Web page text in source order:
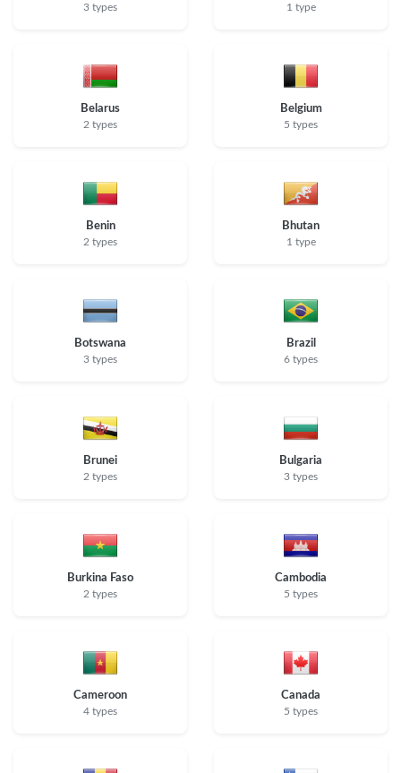
3 types 1 type
Belarus
2 types
Belgium
5 types
Benin
2 types
Bhutan
1 type
Botswana
3 types
Brazil
6 types
Brunei
2 types
Bulgaria
3 types
Burkina Faso
2 types
Cambodia
5 types
Cameroon
4 types
Canada
5 types